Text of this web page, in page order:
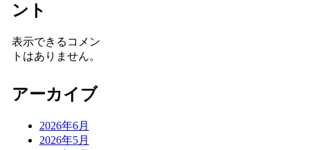
ント
表示できるコメン
トはありません。
アーカイブ
2026年6月
2026年5月